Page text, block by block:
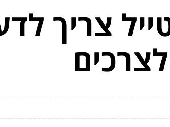
צריך